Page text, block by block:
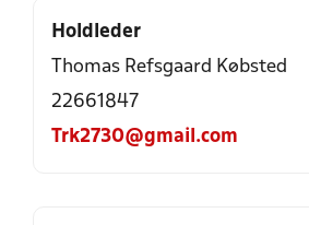
Holdleder
Thomas Refsgaard Købsted
22661847
Trk2730@gmail.com